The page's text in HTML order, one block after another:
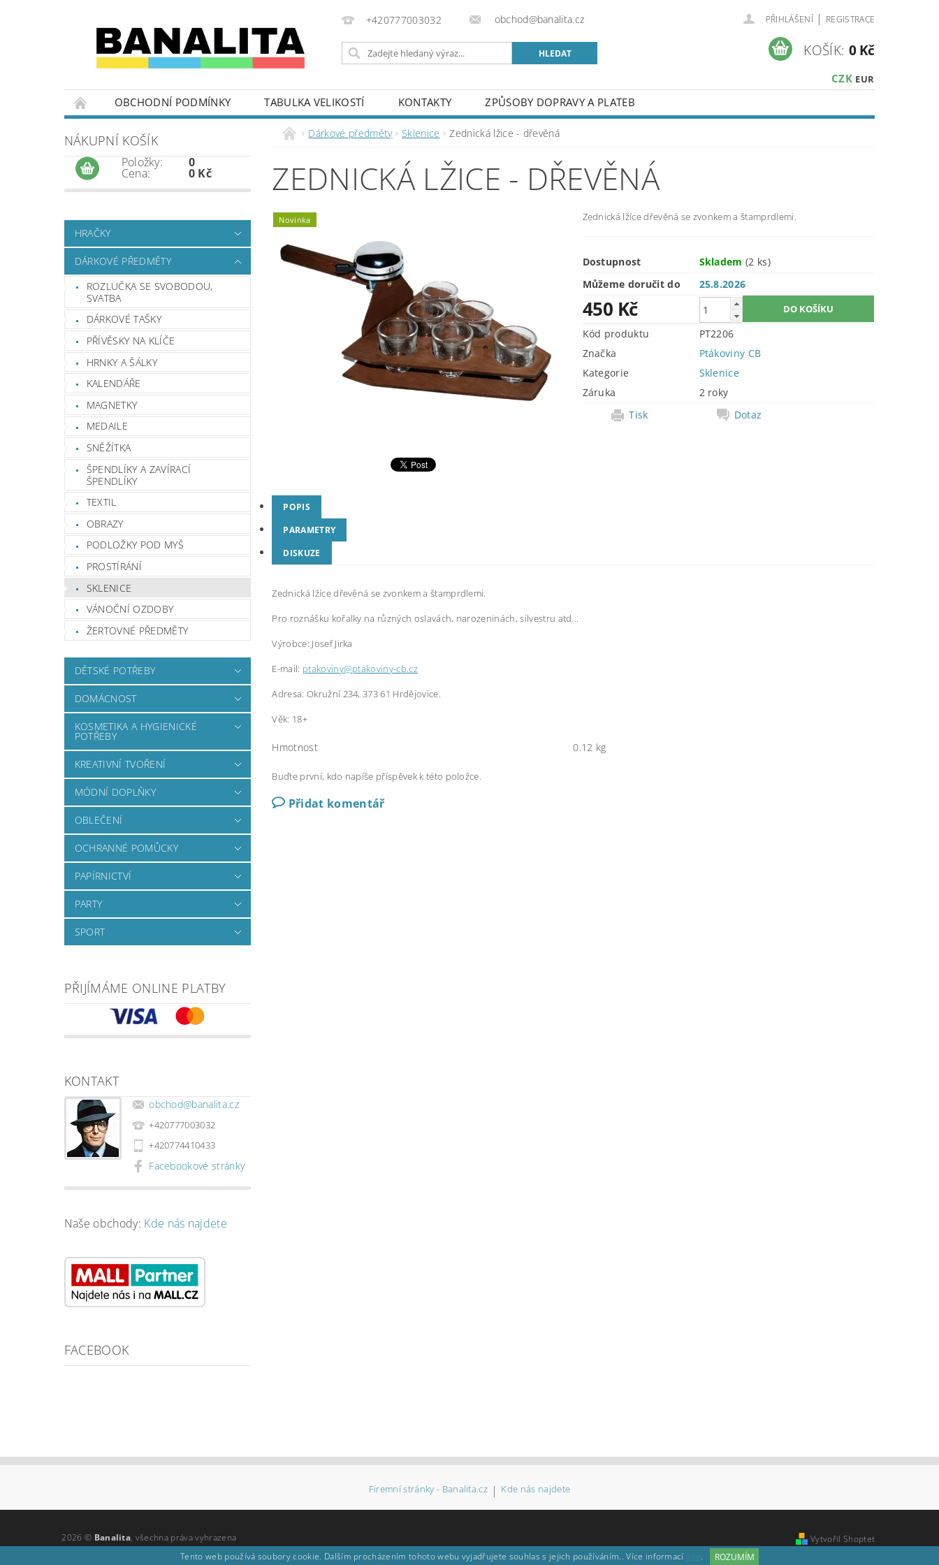
+420777003032 obchod@banalita.cz PŘIHLÁŠENÍ | REGISTRACE
CZK EUR
KOŠÍK: 0 Kč
OBCHODNÍ PODMÍNKY TABULKA VELIKOSTÍ KONTAKTY ZPŮSOBY DOPRAVY A PLATEB
NÁKUPNÍ KOŠÍK
Položky:
Cena:
0
0 Kč
HRAČKY
DÁRKOVÉ PŘEDMĚTY
ROZLUČKA SE SVOBODOU,
SVATBA
DÁRKOVÉ TAŠKY
PŘÍVĚSKY NA KLÍČE
HRNKY A ŠÁLKY
KALENDÁŘE
MAGNETKY
MEDAILE
SNĚŽÍTKA
ŠPENDLÍKY A ZAVÍRACÍ
ŠPENDLÍKY
TEXTIL
OBRAZY
PODLOŽKY POD MYŠ
PROSTÍRÁNÍ
SKLENICE
VÁNOČNÍ OZDOBY
ŽERTOVNÉ PŘEDMĚTY
DĚTSKÉ POTŘEBY
DOMÁCNOST
KOSMETIKA A HYGIENICKÉ
POTŘEBY
KREATIVNÍ TVOŘENÍ
MÓDNÍ DOPLŇKY
OBLEČENÍ
OCHRANNÉ POMŮCKY
PAPÍRNICTVÍ
PARTY
SPORT
PŘIJÍMÁME ONLINE PLATBY
KONTAKT
obchod@banalita.cz
+420777003032
+420774410433
Facebookové stránky
Naše obchody: Kde nás najdete
FACEBOOK
Dárkové předměty Sklenice Zednická lžice - dřevěná
ZEDNICKÁ LŽICE - DŘEVĚNÁ
Novinka Zednická lžíce dřevěná se zvonkem a štamprdlemi.
Dostupnost Skladem(2 ks)
Můžeme doručit do
25.8.2026
450 Kč
Kód produktu
PT2206
Značka
Ptákoviny CB
Kategorie
Sklenice
Záruka
2 roky
Tisk
Dotaz
POPIS
PARAMETRY
DISKUZE
Zednická lžíce dřevěná se zvonkem a štamprdlemi.
Pro roznášku kořalky na různých oslavách, narozeninách, silvestru atd...
Výrobce: Josef Jirka
E-mail: ptakoviny@ptakoviny-cb.cz
Adresa: Okružní 234, 373 61 Hrdějovice.
Věk: 18+
Hmotnost 0.12 kg
Buďte první, kdo napíše příspěvek k této položce.
Přidat komentář
Firemní stránky - Banalita.cz | Kde nás najdete
2026 © Banalita, všechna práva vyhrazena
Vytvořil Shoptet
Tento web používá soubory cookie. Dalším procházením tohoto webu vyjadřujete souhlas s jejich používáním.. Více informací
. ROZUMÍM